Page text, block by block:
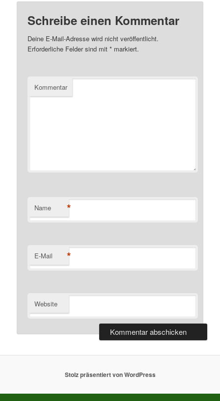
Schreibe einen Kommentar
Deine E-Mail-Adresse wird nicht veröffentlicht.
Erforderliche Felder sind mit* markiert.
Kommentar
Name *
E-Mail *
Website
Stolz präsentiert von WordPress